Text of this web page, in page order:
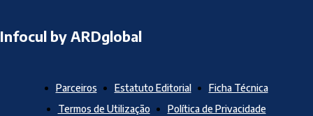
Infocul by ARDglobal
Parceiros Estatuto Editorial
Ficha Técnica
Termos de Utilização
Política de Privacidade